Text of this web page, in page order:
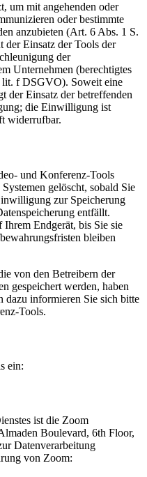
um mit angehenden oder
oder bestimmte
anzubieten (Art. 6 Abs. 1 S.
Einsatz der Tools der
der
Unternehmen (berechtigtes
lit. f DSGVO). Soweit eine
der Einsatz der betreffenden
die Einwilligung ist
widerrufbar.
und Konferenz-Tools
gelöscht, sobald Sie
zur Speicherung
entfällt.
Endgerät, bis Sie sie
bleiben
von den Betreibern der
gespeichert werden, haben
informieren Sie sich bitte
Tools.
ein:
ist die Zoom
Boulevard, 6th Floor,
Datenverarbeitung
von Zoom: